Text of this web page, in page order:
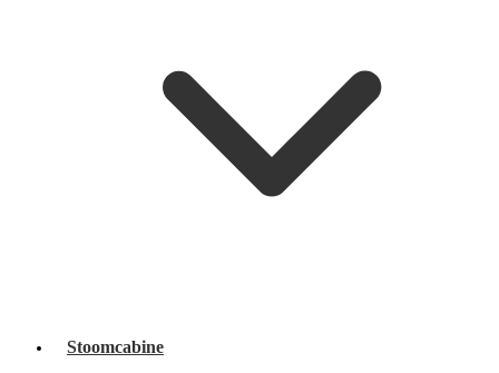
Stoomcabine